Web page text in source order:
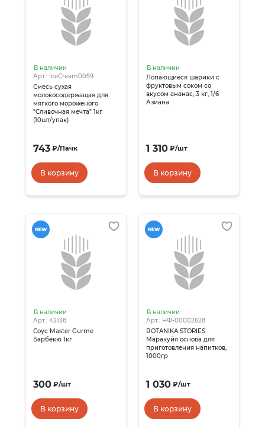
В наличии
Арт.: IceCream0059
Смесь сухая
молокосодержащая для
мягкого мороженого
"Сливочная мечта" 1кг
(10шт/упак)
743 ₽/Пачк
В корзину
В наличии
Лопающиеся шарики с
фруктовым соком со
вкусом ананас, 3 кг, 1/6
Азиана
1 310 ₽/шт
В корзину
NEW
В наличии
Арт.: 42138
Соус Master Gurme
Барбекю 1кг
300 ₽/шт
В корзину
NEW
В наличии
Арт.: НФ-00002628
BOTANIKA STORIES
Маракуйя основа для
приготовления напитков,
1000гр
1 030 ₽/шт
В корзину